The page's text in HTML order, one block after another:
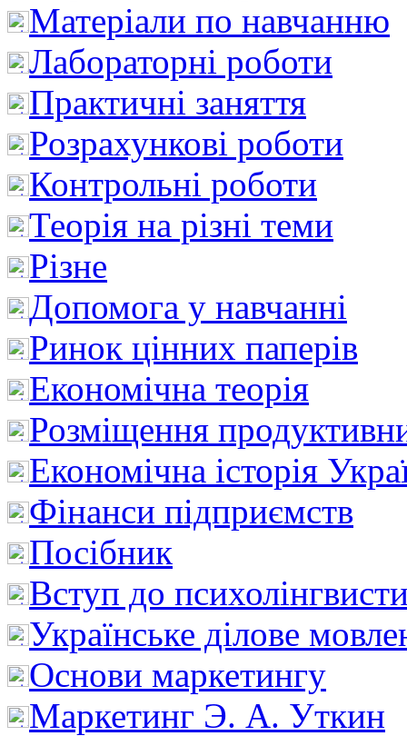
Матеріали по навчанню
Лабораторні роботи
Практичні заняття
Розрахункові роботи
Контрольні роботи
Теорія на різні теми
Різне
Допомога у навчанні
Ринок цінних паперів
Економічна теорія
Розміщення
Економічна історія
Фінанси підприємств
Посібник
Вступ до
Українське ділове
Основи маркетингу
Маркетинг Э. А. Уткин